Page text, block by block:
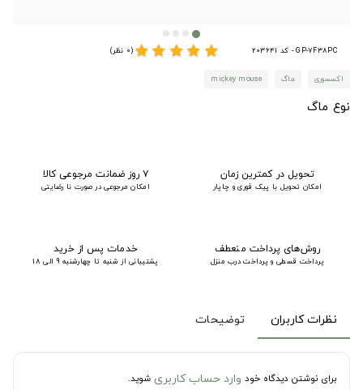
GP-7F38PC - کد 203641 star
star
star
star
star(0 نظر)
اکسسوری ماگ mickey mouse
نوع ماگ
تحویل در کمترین زمان
امکان تحویل با پیک فوری و چاپار
۷ روز ضمانت مرجوعی کالا
امکان مرجوعی در صورت نا رضایتی
روش‌های پرداخت منعطف
پرداخت قسطی و پرداخت درب منزل
خدمات پس از خرید
پشتیبانی از شنبه تا چهارشنبه 9 الی 18
نظرات کاربران توضیحات
برای نوشتن دیدگاه خود وارد حساب کاربری شوید.